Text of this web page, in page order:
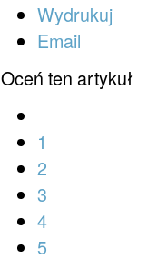
Wydrukuj
Email
Oceń ten artykuł
1
2
3
4
5